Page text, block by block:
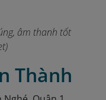
âm thanh tốt
Thành